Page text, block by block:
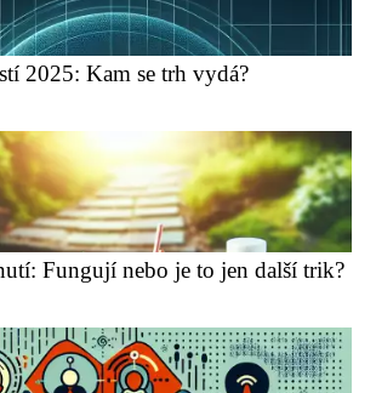
2025: Kam se trh vydá?
Fungují nebo je to jen další trik?